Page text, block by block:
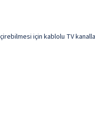
için kablolu TV